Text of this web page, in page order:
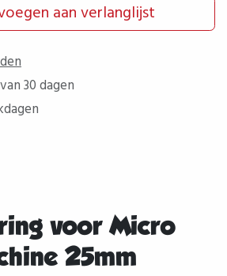
aan verlanglijst
30 dagen
voor Micro
25mm